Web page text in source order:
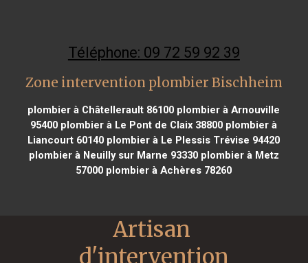
Téléphone: 09 72 59 92 39
Zone intervention plombier Bischheim
plombier à Châtellerault 86100 plombier à Arnouville
95400 plombier à Le Pont de Claix 38800 plombier à
Liancourt 60140 plombier à Le Plessis Trévise 94420
plombier à Neuilly sur Marne 93330plombier à Metz
57000 plombier à Achères 78260
Artisan
d'intervention